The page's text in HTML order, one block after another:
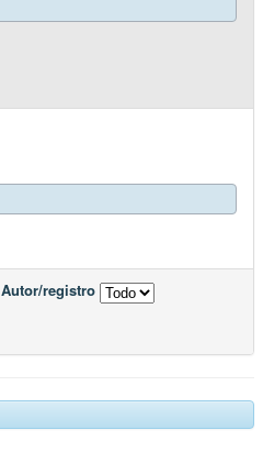
Autor/registro